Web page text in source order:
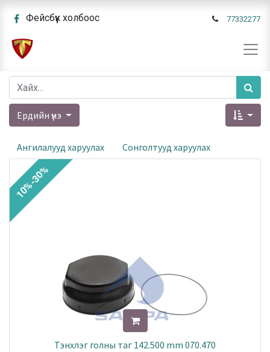
Фейсбүүк холбоос 77332277
Ердийн үнэ
Ангилалууд харуулах Сонголтууд харуулах
Тэнхлэг голны таг 142.500 mm 070.470
10%-30%